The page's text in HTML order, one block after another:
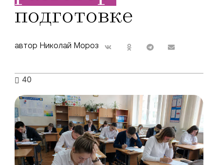
подготовке
автор Николай Мороз
40